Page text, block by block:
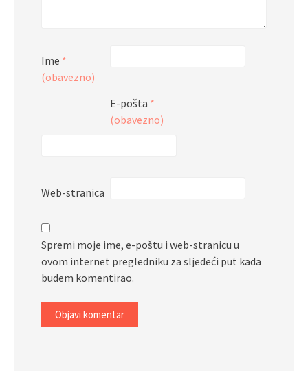
Ime *
(obavezno)
E-pošta *
(obavezno)
Web-stranica
Spremi moje ime, e-poštu i web-stranicu u
ovom internet pregledniku za sljedeći put kada
budem komentirao.